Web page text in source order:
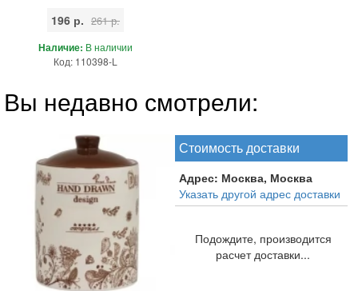
196 р. 261 р.
Наличие: В наличии
Код: 110398-L
Вы недавно смотрели:
Стоимость доставки
Адрес: Москва, Москва
Указать другой адрес доставки
Подождите, производится
расчет доставки...